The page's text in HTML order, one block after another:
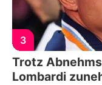
3
Trotz
Lombardi